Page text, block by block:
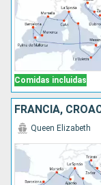
Comidas incluidas
Queen Elizabeth